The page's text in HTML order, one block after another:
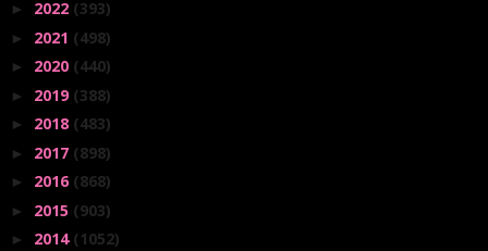
► 2022 (393)
► 2021 (498)
► 2020 (440)
► 2019 (388)
► 2018 (483)
► 2017 (898)
► 2016 (868)
► 2015 (903)
► 2014 (1052)